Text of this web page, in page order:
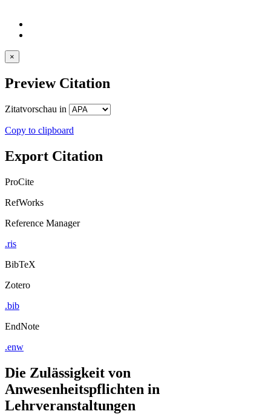
×
Preview Citation
Zitatvorschau in
Copy to clipboard
Export Citation
ProCite
RefWorks
Reference Manager
.ris
BibTeX
Zotero
.bib
EndNote
.enw
Die Zulässigkeit von
Anwesenheitspflichten in
Lehrveranstaltungen